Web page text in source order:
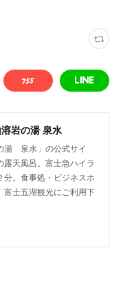
溶岩の湯 泉水
湯 泉水」の公式サイ
露天風呂。富士急ハイラ
分。食事処・ビジネスホ
富士五湖観光にご利用下